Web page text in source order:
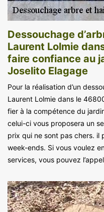
Dessouchage
Laurent Lolmie
faire confiance au
Joselito Elagage
Pour la réalisation d’un
Laurent Lolmie dans le
fier à la compétence du
celui-ci vous proposera un
prix qui ne sont pas chers. il
week-ends. Si vous voulez
services, vous pouvez